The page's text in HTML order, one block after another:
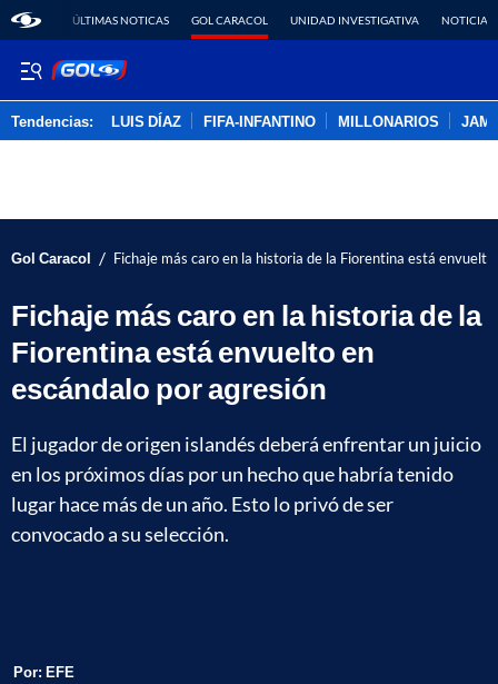
ÚLTIMAS NOTICAS GOL CARACOL UNIDAD INVESTIGATIVA NOTICIAS
Tendencias: LUIS DÍAZ FIFA-INFANTINO MILLONARIOS
Gol Caracol / Fichaje más caro en la historia de la Fiorentina está
Fichaje más caro en la historia de la
Fiorentina está envuelto en
escándalo por agresión
El jugador de origen islandés deberá enfrentar un juicio
en los próximos días por un hecho que habría tenido
lugar hace más de un año. Esto lo privó de ser
convocado a su selección.
Por: EFE